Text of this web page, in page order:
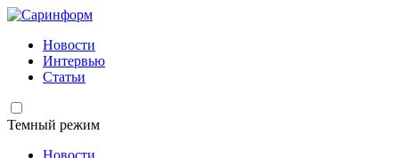
Новости
Интервью
Статьи
Темный режим
Новости